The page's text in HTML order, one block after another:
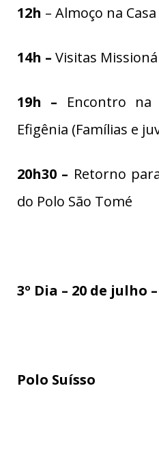
12h – Almoço na
14h – Visitas
19h – Encontro na
Efigênia (Famílias e
20h30 – Retorno
do Polo São Tomé
3º Dia – 20 de julho
Polo Suísso